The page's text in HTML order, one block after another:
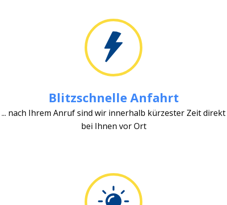
Blitzschnelle Anfahrt
... nach Ihrem Anruf sind wir innerhalb kürzester Zeit direkt
bei Ihnen vor Ort